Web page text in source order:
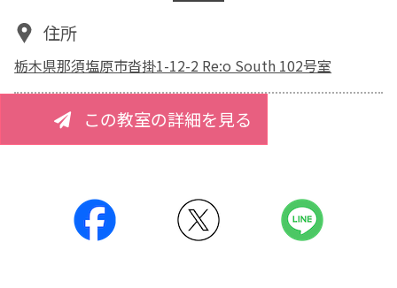
住所
栃木県那須塩原市沓掛1-12-2 Re:o South 102号室
この教室の詳細を見る